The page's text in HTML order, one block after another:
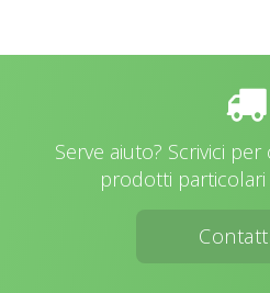
Serve aiuto? Scrivici
prodotti